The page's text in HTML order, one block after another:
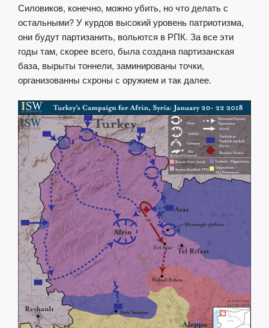
Силовиков, конечно, можно убить, но что делать с
остальными? У курдов высокий уровень патриотизма,
они будут партизанить, вольются в РПК. За все эти
годы там, скорее всего, была создана партизанская
база, вырыты тоннели, заминированы точки,
организованны схроны с оружием и так далее.